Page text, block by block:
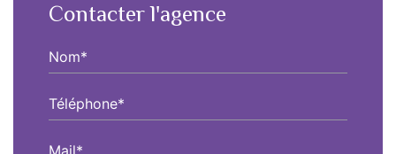
Contacter l'agence
Nom*
Téléphone*
Mail*